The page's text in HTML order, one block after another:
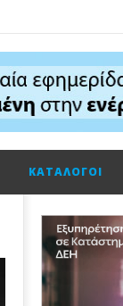
ΚΑΤΆΛΟΓΟΙ